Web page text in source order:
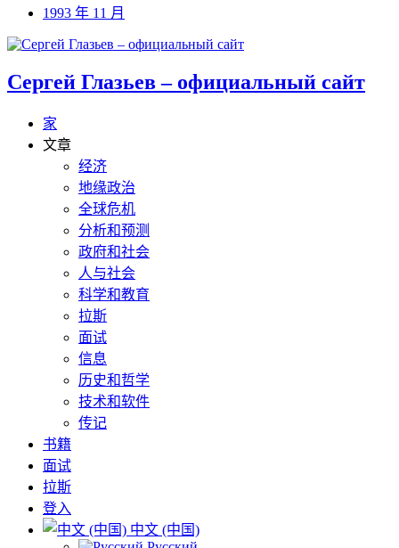
1993 年 11 月
Сергей Глазьев – официальный сайт
家
文章
经济
地缘政治
全球危机
分析和预测
政府和社会
人与社会
科学和教育
拉斯
面试
信息
历史和哲学
技术和软件
传记
书籍
面试
拉斯
登入
中文 (中国)